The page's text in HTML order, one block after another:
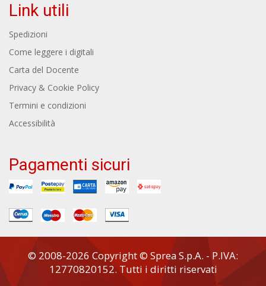
Link utili
Spedizioni
Come leggere i digitali
Carta del Docente
Privacy & Cookie Policy
Termini e condizioni
Accessibilità
Pagamenti sicuri
© 2008-2026 Copyright © Sprea S.p.A. - P.IVA:
12770820152. Tutti i diritti riservati